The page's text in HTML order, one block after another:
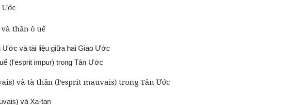
thần ô uế
Ước và tài liệu giữa hai Giao Ước
(l’esprit impur) trong Tân Ước
và tà thần (l’esprit mauvais) trong Tân Ước
và Xa-tan